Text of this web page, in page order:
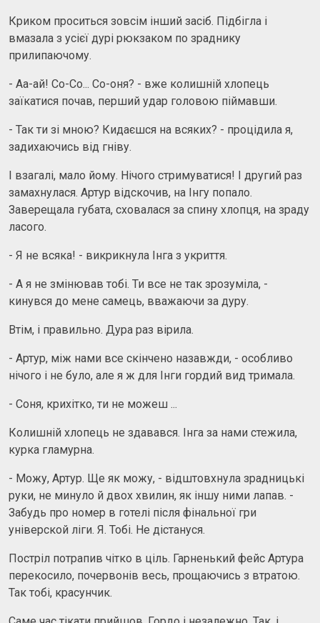
Криком проситься зовсім інший засіб. Підбігла і
вмазала з усієї дурі рюкзаком по зраднику
прилипаючому.
- Аа-ай! Со-Со... Со-оня? - вже колишній хлопець
заїкатися почав, перший удар головою піймавши.
- Так ти зі мною? Кидаєшся на всяких? - процідила я,
задихаючись від гніву.
І взагалі, мало йому. Нічого стримуватися! І другий раз
замахнулася. Артур відскочив, на Інгу попало.
Заверещала губата, сховалася за спину хлопця, на зраду
ласого.
- Я не всяка! - викрикнула Інга з укриття.
- А я не змінював тобі. Ти все не так зрозуміла, -
кинувся до мене самець, вважаючи за дуру.
Втім, і правильно. Дура раз вірила.
- Артур, між нами все скінчено назавжди, - особливо
нічого і не було, але я ж для Інги гордий вид тримала.
- Соня, крихiтко, ти не можеш ...
Колишній хлопець не здавався. Інга за нами стежила,
курка гламурна.
- Можу, Артур. Ще як можу, - відштовхнула зрадницькі
руки, не минуло й двох хвилин, як іншу ними лапав. -
Забудь про номер в готелі після фінальної гри
універской ліги. Я. Тобі. Не дістануся.
Постріл потрапив чітко в ціль. Гарненький фейс Артура
перекосило, почервонів весь, прощаючись з втратою.
Так тобі, красунчик.